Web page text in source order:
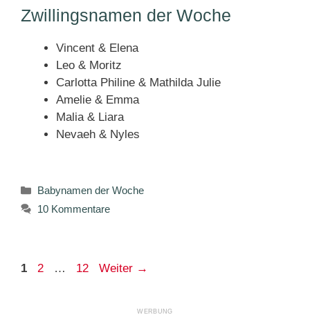
Zwillingsnamen der Woche
Vincent & Elena
Leo & Moritz
Carlotta Philine & Mathilda Julie
Amelie & Emma
Malia & Liara
Nevaeh & Nyles
Kategorien
Babynamen der Woche
10 Kommentare
Seite
1 Seite
2 … Seite
12 Weiter →